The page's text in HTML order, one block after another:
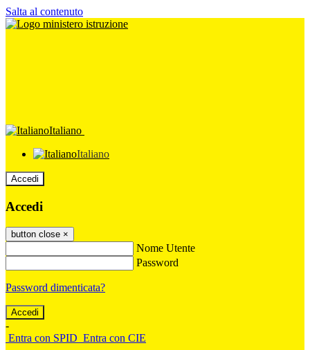
Salta al contenuto
Italiano
Italiano
Accedi
Accedi
button close ×
Nome Utente
Password
Password dimenticata?
-
Entra con SPID Entra con CIE